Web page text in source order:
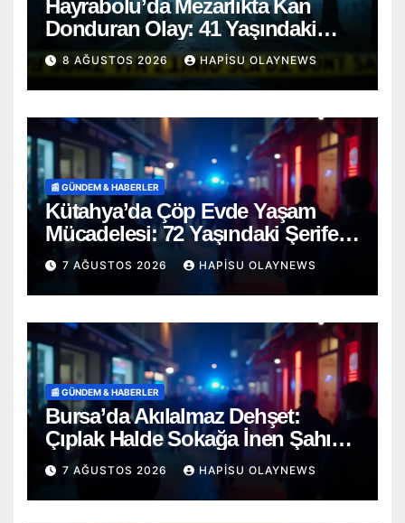
Hayrabolu’da Mezarlıkta Kan
Donduran Olay: 41 Yaşındaki
Şahıs Ağaca Asılı Bulundu
8 AĞUSTOS 2026 HAPISU OLAYNEWS
📰 GÜNDEM & HABERLER
Kütahya’da Çöp Evde Yaşam
Mücadelesi: 72 Yaşındaki Şerife
D. Mucizevi Şekilde Kurtarıldı
7 AĞUSTOS 2026 HAPISU OLAYNEWS
📰 GÜNDEM & HABERLER
Bursa’da Akılalmaz Dehşet:
Çıplak Halde Sokağa İnen Şahıs
Terör Estirdi!
7 AĞUSTOS 2026 HAPISU OLAYNEWS